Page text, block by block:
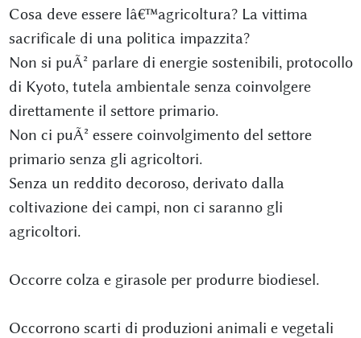
Cosa deve essere lâ€™agricoltura? La vittima
sacrificale di una politica impazzita?
Non si puÃ² parlare di energie sostenibili, protocollo
di Kyoto, tutela ambientale senza coinvolgere
direttamente il settore primario.
Non ci puÃ² essere coinvolgimento del settore
primario senza gli agricoltori.
Senza un reddito decoroso, derivato dalla
coltivazione dei campi, non ci saranno gli
agricoltori.
Occorre colza e girasole per produrre biodiesel.
Occorrono scarti di produzioni animali e vegetali